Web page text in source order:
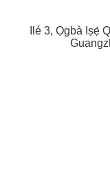
Ilé 3, Ọgbà Iṣẹ́